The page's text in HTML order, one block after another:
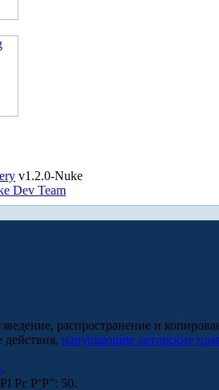
v1.2.0-Nuke
Dev Team
распространение и
нарушающие авторские
.
Рє Р‘Р”: 50.